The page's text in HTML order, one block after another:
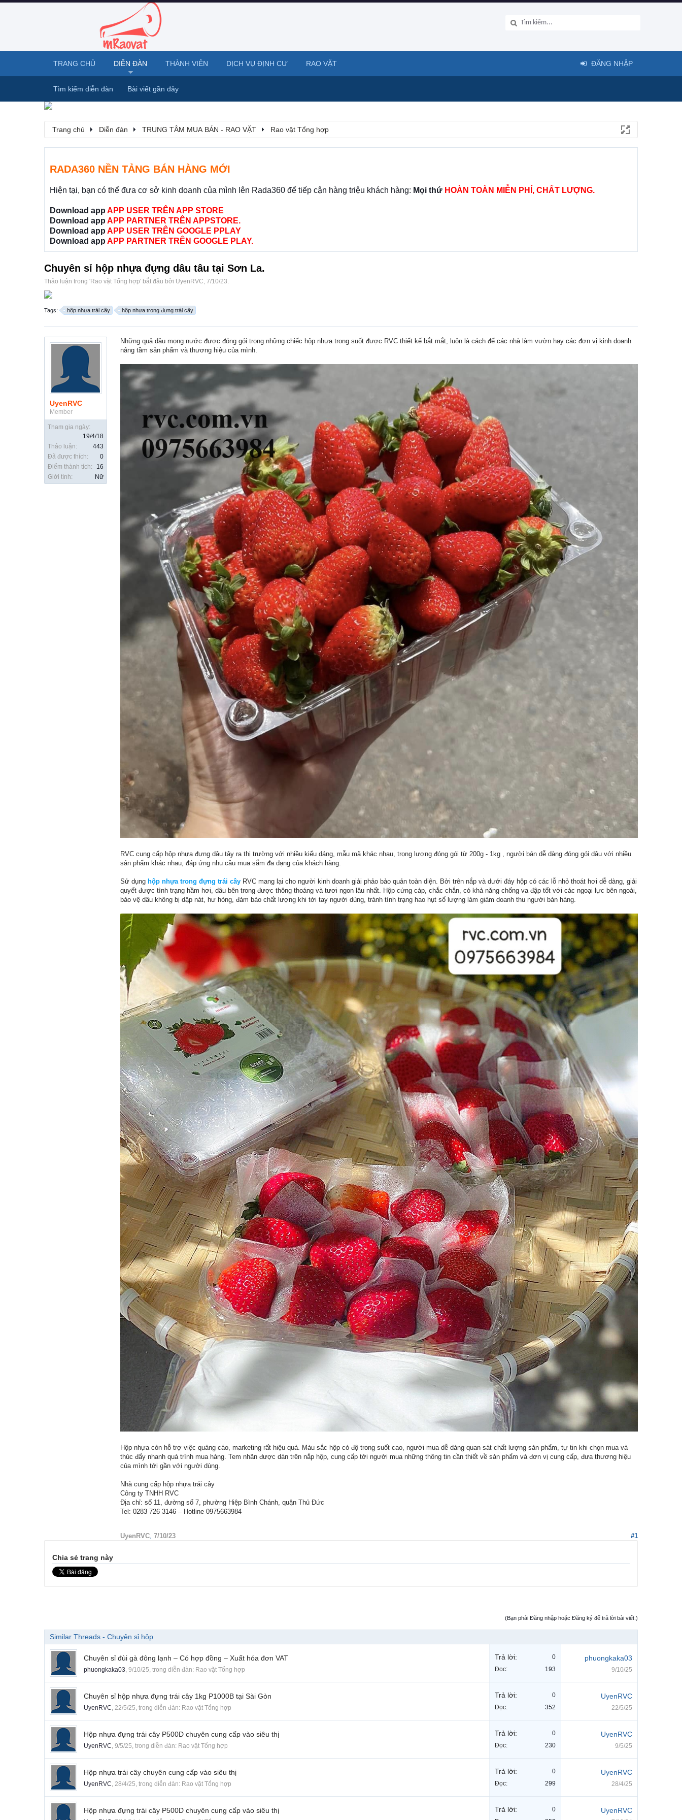
Trang chủ Diễn đàn TRUNG TÂM MUA BÁN - RAO VẶT Rao vặt Tổng hợp
RADA360 NỀN TẢNG BÁN HÀNG MỚI
Hiện tại, bạn có thể đưa cơ sở kinh doanh của mình lên Rada360 để tiếp cận hàng triệu khách hàng: Mọi thứ HOÀN TOÀN MIỄN PHÍ, CHẤT LƯỢNG.
Download app APP USER TRÊN APP STORE
Download app APP PARTNER TRÊN APPSTORE.
Download app APP USER TRÊN GOOGLE PPLAY
Download app APP PARTNER TRÊN GOOGLE PLAY.
Chuyên sỉ hộp nhựa đựng dâu tâu tại Sơn La.
Thảo luận trong 'Rao vặt Tổng hợp' bắt đầu bởi UyenRVC, 7/10/23.
Tags: hộp nhựa trái cây hộp nhựa trong đựng trái cây
UyenRVC
Member
Tham gia ngày:
19/4/18
Thảo luận:
443
Đã được thích:
0
Điểm thành tích:
16
Giới tính:
Nữ
Những quả dâu mọng nước được đóng gói trong những chiếc hộp nhựa trong suốt được RVC thiết kế bắt mắt, luôn là cách để các nhà làm vườn hay các đơn vị kinh doanh
nâng tầm sản phẩm và thương hiệu của mình.
RVC cung cấp hộp nhựa đựng dâu tây ra thị trường với nhiều kiểu dáng, mẫu mã khác nhau, trọng lượng đóng gói từ 200g - 1kg , người bán dễ dàng đóng gói dâu với nhiều
sản phẩm khác nhau, đáp ứng nhu cầu mua sắm đa dạng của khách hàng.
Sử dụng hộp nhựa trong đựng trái cây RVC mang lại cho người kinh doanh giải phảo bảo quản toàn diện. Bởi trên nắp và dưới đáy hộp có các lỗ nhỏ thoát hơi dễ dàng, giải
quyết được tình trạng hầm hơi, dâu bên trong được thông thoáng và tươi ngon lâu nhất. Hộp cứng cáp, chắc chắn, có khả năng chống va đập tốt với các ngoại lực bên ngoài,
bảo vệ dâu không bị dập nát, hư hỏng, đảm bảo chất lượng khi tới tay người dùng, tránh tình trạng hao hụt số lượng làm giảm doanh thu người bán hàng.
Hộp nhựa còn hỗ trợ việc quảng cáo, marketing rất hiệu quả. Màu sắc hộp có độ trong suốt cao, người mua dễ dàng quan sát chất lượng sản phẩm, tự tin khi chọn mua và
thúc đẩy nhanh quá trình mua hàng. Tem nhãn được dán trên nắp hộp, cung cấp tới người mua những thông tin cần thiết về sản phẩm và đơn vị cung cấp, đưa thương hiệu
của mình tới gần với người dùng.
Nhà cung cấp hộp nhựa trái cây
Công ty TNHH RVC
Địa chỉ: số 11, đường số 7, phường Hiệp Bình Chánh, quận Thủ Đức
Tel: 0283 726 3146 – Hotline 0975663984
UyenRVC 7/10/23 #1
Chia sẻ trang này
(Bạn phải Đăng nhập hoặc Đăng ký để trả lời bài viết.)
Similar Threads - Chuyên sỉ hộp
Chuyên sỉ đùi gà đông lạnh – Có hợp đồng – Xuất hóa đơn VAT
phuongkaka03, 9/10/25, trong diễn đàn: Rao vặt Tổng hợp
Trả lời:
0
Đọc:
193
phuongkaka03
9/10/25
Chuyên sỉ hộp nhựa đựng trái cây 1kg P1000B tại Sài Gòn
UyenRVC, 22/5/25, trong diễn đàn: Rao vặt Tổng hợp
Trả lời:
0
Đọc:
352
UyenRVC
22/5/25
Hộp nhựa đựng trái cây P500D chuyên cung cấp vào siêu thị
UyenRVC, 9/5/25, trong diễn đàn: Rao vặt Tổng hợp
Trả lời:
0
Đọc:
230
UyenRVC
9/5/25
Hộp nhựa trái cây chuyên cung cấp vào siêu thị
UyenRVC, 28/4/25, trong diễn đàn: Rao vặt Tổng hợp
Trả lời:
0
Đọc:
299
UyenRVC
28/4/25
Hộp nhựa đựng trái cây P500D chuyên cung cấp vào siêu thị Trả lời:
0
UyenRVC
TRANG CHỦ DIỄN ĐÀN
Tìm kiếm diễn đàn Bài viết gần đây
THÀNH VIÊN DỊCH VỤ ĐỊNH CƯ RAO VẶT ĐĂNG NHẬP